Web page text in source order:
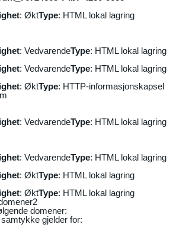
: ØktType: HTML lokal lagring
: VedvarendeType: HTML lokal lagring
: VedvarendeType: HTML lokal lagring
: ØktType: HTTP-informasjonskapsel
: VedvarendeType: HTML lokal lagring
: VedvarendeType: HTML lokal lagring
: ØktType: HTML lokal lagring
: ØktType: HTML lokal lagring
2
domener:
gjelder for: